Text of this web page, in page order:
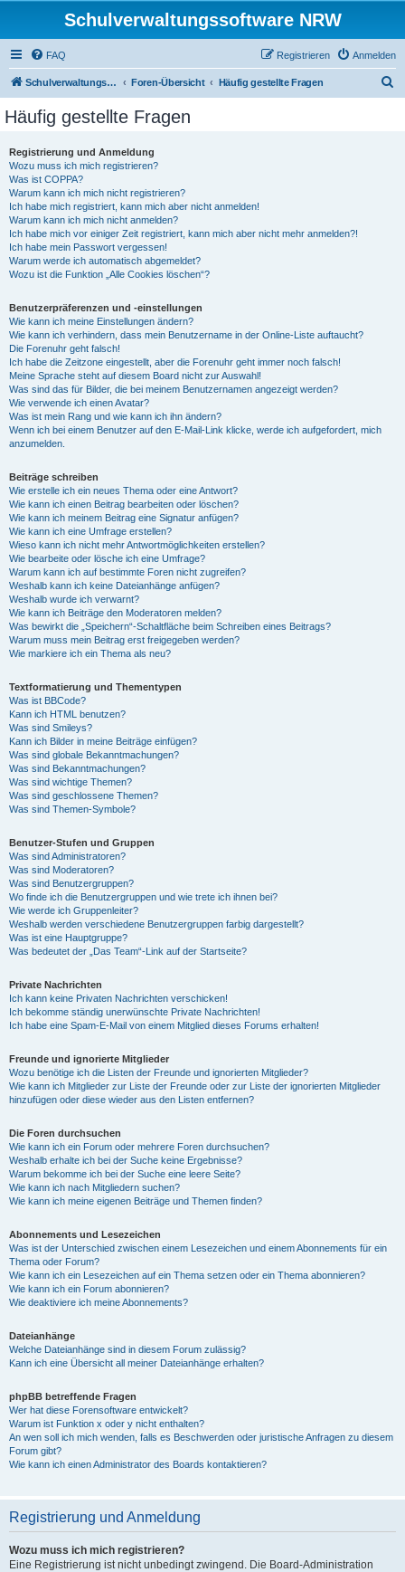
Schulverwaltungssoftware NRW
FAQ Anmelden
Registrieren
Schulverwaltungssoftware NRW Foren-Übersicht Häufig gestellte Fragen
Häufig gestellte Fragen
Registrierung und Anmeldung
Wozu muss ich mich registrieren?
Was ist COPPA?
Warum kann ich mich nicht registrieren?
Ich habe mich registriert, kann mich aber nicht anmelden!
Warum kann ich mich nicht anmelden?
Ich habe mich vor einiger Zeit registriert, kann mich aber nicht mehr anmelden?!
Ich habe mein Passwort vergessen!
Warum werde ich automatisch abgemeldet?
Wozu ist die Funktion „Alle Cookies löschen“?
Benutzerpräferenzen und -einstellungen
Wie kann ich meine Einstellungen ändern?
Wie kann ich verhindern, dass mein Benutzername in der Online-Liste auftaucht?
Die Forenuhr geht falsch!
Ich habe die Zeitzone eingestellt, aber die Forenuhr geht immer noch falsch!
Meine Sprache steht auf diesem Board nicht zur Auswahl!
Was sind das für Bilder, die bei meinem Benutzernamen angezeigt werden?
Wie verwende ich einen Avatar?
Was ist mein Rang und wie kann ich ihn ändern?
Wenn ich bei einem Benutzer auf den E-Mail-Link klicke, werde ich aufgefordert, mich
anzumelden.
Beiträge schreiben
Wie erstelle ich ein neues Thema oder eine Antwort?
Wie kann ich einen Beitrag bearbeiten oder löschen?
Wie kann ich meinem Beitrag eine Signatur anfügen?
Wie kann ich eine Umfrage erstellen?
Wieso kann ich nicht mehr Antwortmöglichkeiten erstellen?
Wie bearbeite oder lösche ich eine Umfrage?
Warum kann ich auf bestimmte Foren nicht zugreifen?
Weshalb kann ich keine Dateianhänge anfügen?
Weshalb wurde ich verwarnt?
Wie kann ich Beiträge den Moderatoren melden?
Was bewirkt die „Speichern“-Schaltfläche beim Schreiben eines Beitrags?
Warum muss mein Beitrag erst freigegeben werden?
Wie markiere ich ein Thema als neu?
Textformatierung und Thementypen
Was ist BBCode?
Kann ich HTML benutzen?
Was sind Smileys?
Kann ich Bilder in meine Beiträge einfügen?
Was sind globale Bekanntmachungen?
Was sind Bekanntmachungen?
Was sind wichtige Themen?
Was sind geschlossene Themen?
Was sind Themen-Symbole?
Benutzer-Stufen und Gruppen
Was sind Administratoren?
Was sind Moderatoren?
Was sind Benutzergruppen?
Wo finde ich die Benutzergruppen und wie trete ich ihnen bei?
Wie werde ich Gruppenleiter?
Weshalb werden verschiedene Benutzergruppen farbig dargestellt?
Was ist eine Hauptgruppe?
Was bedeutet der „Das Team“-Link auf der Startseite?
Private Nachrichten
Ich kann keine Privaten Nachrichten verschicken!
Ich bekomme ständig unerwünschte Private Nachrichten!
Ich habe eine Spam-E-Mail von einem Mitglied dieses Forums erhalten!
Freunde und ignorierte Mitglieder
Wozu benötige ich die Listen der Freunde und ignorierten Mitglieder?
Wie kann ich Mitglieder zur Liste der Freunde oder zur Liste der ignorierten Mitglieder
hinzufügen oder diese wieder aus den Listen entfernen?
Die Foren durchsuchen
Wie kann ich ein Forum oder mehrere Foren durchsuchen?
Weshalb erhalte ich bei der Suche keine Ergebnisse?
Warum bekomme ich bei der Suche eine leere Seite?
Wie kann ich nach Mitgliedern suchen?
Wie kann ich meine eigenen Beiträge und Themen finden?
Abonnements und Lesezeichen
Was ist der Unterschied zwischen einem Lesezeichen und einem Abonnements für ein
Thema oder Forum?
Wie kann ich ein Lesezeichen auf ein Thema setzen oder ein Thema abonnieren?
Wie kann ich ein Forum abonnieren?
Wie deaktiviere ich meine Abonnements?
Dateianhänge
Welche Dateianhänge sind in diesem Forum zulässig?
Kann ich eine Übersicht all meiner Dateianhänge erhalten?
phpBB betreffende Fragen
Wer hat diese Forensoftware entwickelt?
Warum ist Funktion x oder y nicht enthalten?
An wen soll ich mich wenden, falls es Beschwerden oder juristische Anfragen zu diesem
Forum gibt?
Wie kann ich einen Administrator des Boards kontaktieren?
Registrierung und Anmeldung
Wozu muss ich mich registrieren?
Eine Registrierung ist nicht unbedingt zwingend. Die Board-Administration